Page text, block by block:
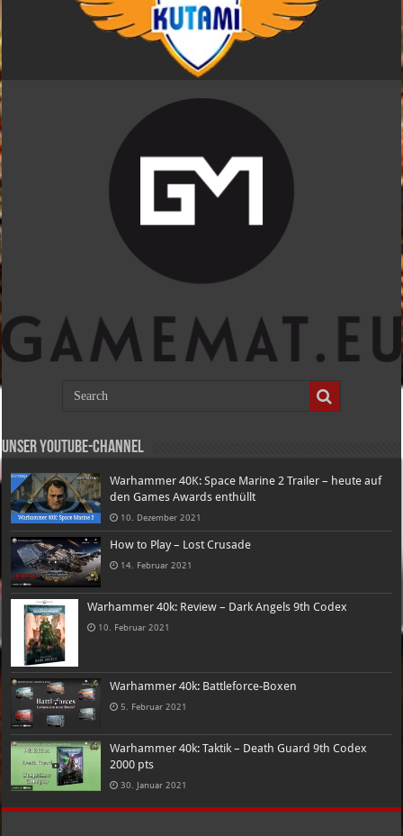
Unser Youtube-Channel
Warhammer 40K: Space Marine 2 Trailer – heute auf
den Games Awards enthüllt
10. Dezember 2021
How to Play – Lost Crusade
14. Februar 2021
Warhammer 40k: Review – Dark Angels 9th Codex
10. Februar 2021
Warhammer 40k: Battleforce-Boxen
5. Februar 2021
Warhammer 40k: Taktik – Death Guard 9th Codex
2000 pts
30. Januar 2021